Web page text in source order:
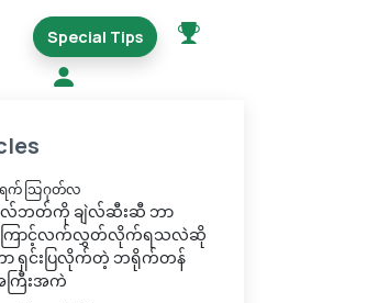
Special Tips
က် သြဂုတ်လ
ဘတ်ကို ချဲလ်ဆီးဆီ ဘာ
ြောင့်လက်လွှတ်လိုက်ရသလဲဆို
ရှင်းပြလိုက်တဲ့ ဘရိုက်တန်
ကြီးအကဲ